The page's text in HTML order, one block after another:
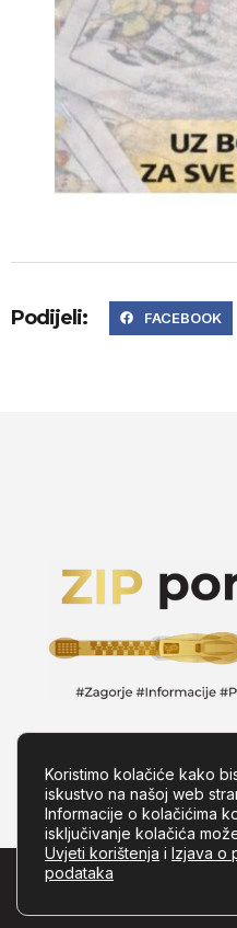
Podijeli: FACEBOOK
Koristimo kolačiće kako
iskustvo na našoj web
Informacije o kolačićima
isključivanje kolačića
Uvjeti korištenja i Izjava o
podataka